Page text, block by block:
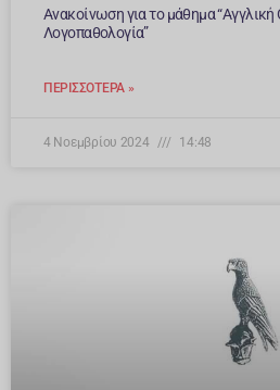
Ανακοίνωση για το μάθημα “Αγγλική
Λογοπαθολογία”
ΠΕΡΙΣΣΌΤΕΡΑ »
4 Νοεμβρίου 2024 14:48